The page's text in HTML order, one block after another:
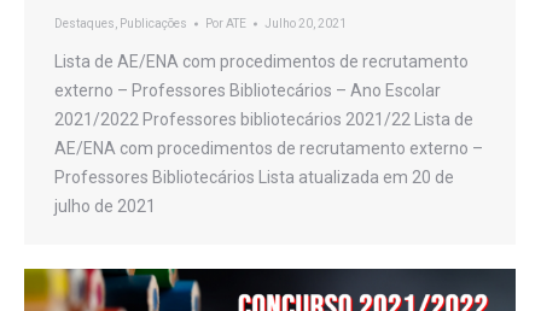
Destaques Publicações PorATE Julho 20, 2021
Lista de AE/ENA com procedimentos de recrutamento
externo – Professores Bibliotecários – Ano Escolar
2021/2022 Professores bibliotecários 2021/22 Lista de
AE/ENA com procedimentos de recrutamento externo –
Professores Bibliotecários Lista atualizada em 20 de
julho de 2021